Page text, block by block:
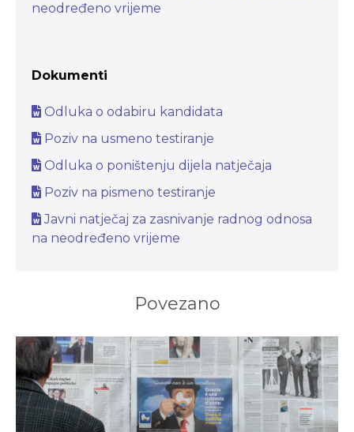
neodređeno vrijeme
Dokumenti
Odluka o odabiru kandidata
Poziv na usmeno testiranje
Odluka o poništenju dijela natječaja
Poziv na pismeno testiranje
Javni natječaj za zasnivanje radnog odnosa
na neodređeno vrijeme
Povezano